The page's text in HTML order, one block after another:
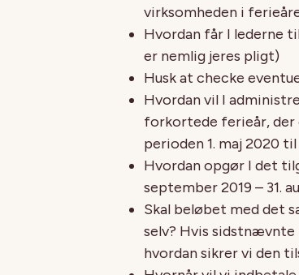
virksomheden i
Hvordan får I lederne
er nemlig jeres pligt)
Husk at checke
Hvordan vil I
forkortede ferieår, der
perioden 1. maj 2020
Hvordan opgør I det
september 2019 – 31.
Skal beløbet med det
selv? Hvis sidstnævnte
hvordan sikrer vi den